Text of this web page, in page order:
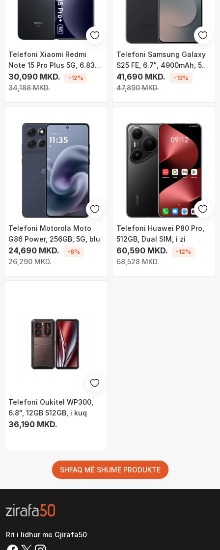
Telefoni Xiaomi Redmi
Note 15 Pro Plus 5G, 6.83"
AMOLED, 8GB 256GB, i zi
30,090 MKD.
34,188 MKD.
-12%
Telefoni Samsung Galaxy
S25 FE, 6.7", 4900mAh, 5G,
jeshil
41,690 MKD.
47,890 MKD.
-13%
Telefoni Motorola Moto
G86 Power, 256GB, 5G, blu
24,690 MKD.
26,290 MKD.
-6%
Telefoni Huawei P80 Pro,
512GB, Dual SIM, i zi
60,590 MKD.
68,528 MKD.
-12%
Telefoni Oukitel WP300,
6.8", 12GB 512GB, i kuq
36,190 MKD.
SHFAQ MË SHUMË PRODUKTE
Rri i lidhur me Gjirafa50